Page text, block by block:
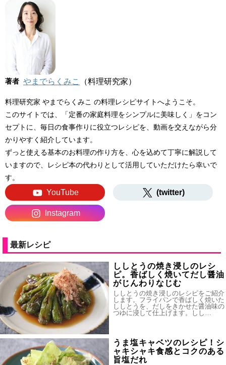
著者 やまでらくみこ （料理研究家）
料理研究家 やまでらくみこ の料理レシピサイトへようこそ。
このサイトでは、「定番の家庭料理をシンプルに美味しく」をコン
セプトに、毎日の食事作りに役立つレシピを、動画を交えながら分
かりやすく紹介しています。
ずっと使える基本のお料理の作り方を、心を込めて丁寧に解説して
いますので、レシピ本の代わりとして活用していただけたら幸いで
す。
YouTube (twitter)
Instagram
最新レシピ
ししとうの焼き浸しのレシ
ピ。香ばしく焼いてだし醤油
がじんわりなじむ
ししとうの焼き浸しのレシピをご紹介
します。フライパンで香ばしく焼いた
ししとうを、だしをきかせた醤油味の
つゆに浸して仕上げます。しし…
うま塩キャベツのレシピ！シ
ャキシャキ食感とコクのある
旨塩だれ